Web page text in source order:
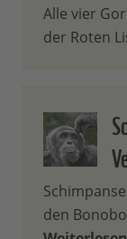
Alle vier
der Roten
den